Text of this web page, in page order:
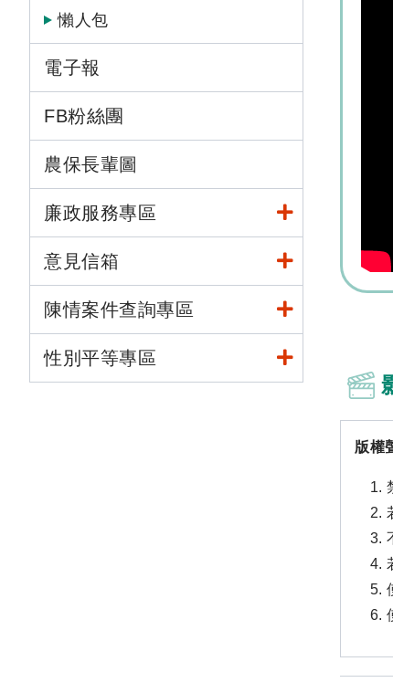
懶人包
電子報
FB粉絲團
農保長輩圖
廉政服務專區
意見信箱
陳情案件查詢專區
性別平等專區
版權